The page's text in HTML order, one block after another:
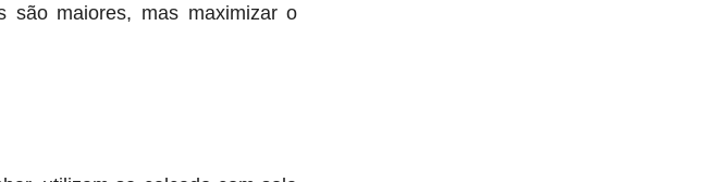
são maiores, mas maximizar o